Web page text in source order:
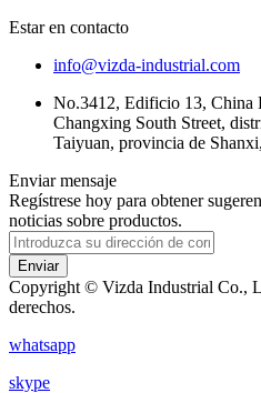
Estar en contacto
info@vizda-industrial.com
No.3412, Edificio 13, China
Changxing South Street,
Taiyuan, provincia de
Enviar mensaje
Regístrese hoy para obtener
noticias sobre productos.
Enviar
Copyright © Vizda Industrial Co.,
derechos.
whatsapp
skype